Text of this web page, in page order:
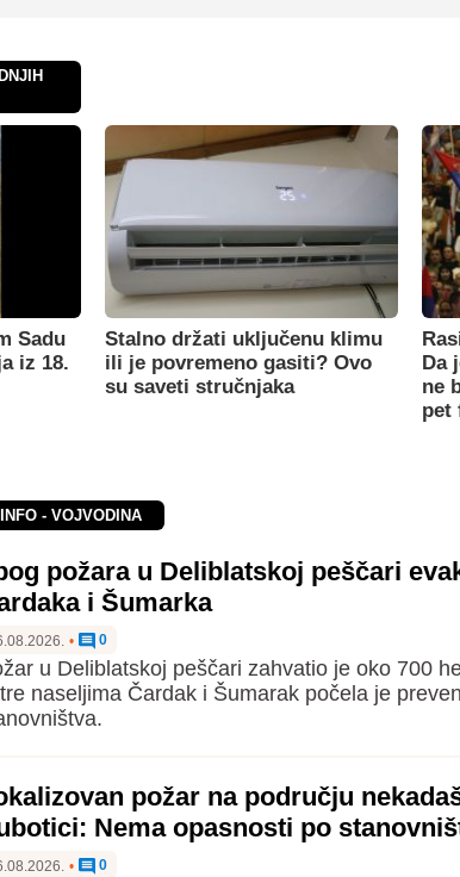
Sadu
iz 18.
Stalno držati uključenu klimu
ili je povremeno gasiti? Ovo
su saveti stručnjaka
Da
ne
pet
- VOJVODINA
požara u Deliblatskoj peščari
i Šumarka
• 0
u Deliblatskoj peščari zahvatio je oko 700
naseljima Čardak i Šumarak počela je
požar na području
Nema opasnosti po
• 0